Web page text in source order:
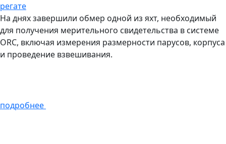
регате
На днях завершили обмер одной из яхт, необходимый
для получения мерительного свидетельства в системе
ORC, включая измерения размерности парусов, корпуса
и проведение взвешивания.
подробнее